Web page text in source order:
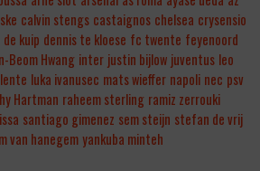
calvin stengs castaignos chelsea crysensio
de kuip dennis te kloese fc twente feyenoord
Beom Hwang inter justin bijlow juventus leo
luka ivanusec mats wieffer napoli nec psv
Hartman raheem sterling ramiz zerrouki
santiago gimenez sem steijn stefan de vrij
van hanegemyankuba minteh